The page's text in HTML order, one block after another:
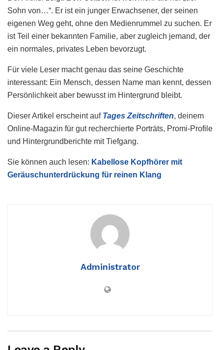
Sohn von…“. Er ist ein junger Erwachsener, der seinen
eigenen Weg geht, ohne den Medienrummel zu suchen. Er
ist Teil einer bekannten Familie, aber zugleich jemand, der
ein normales, privates Leben bevorzugt.
Für viele Leser macht genau das seine Geschichte
interessant: Ein Mensch, dessen Name man kennt, dessen
Persönlichkeit aber bewusst im Hintergrund bleibt.
Dieser Artikel erscheint auf Tages Zeitschriften, deinem
Online-Magazin für gut recherchierte Porträts, Promi-Profile
und Hintergrundberichte mit Tiefgang.
Sie können auch lesen: Kabellose Kopfhörer mit
Geräuschunterdrückung für reinen Klang
Administrator